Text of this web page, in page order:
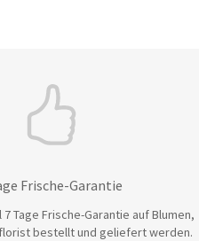
Frische-Garantie
Tage Frische-Garantie auf Blumen,
bestellt und geliefert werden.